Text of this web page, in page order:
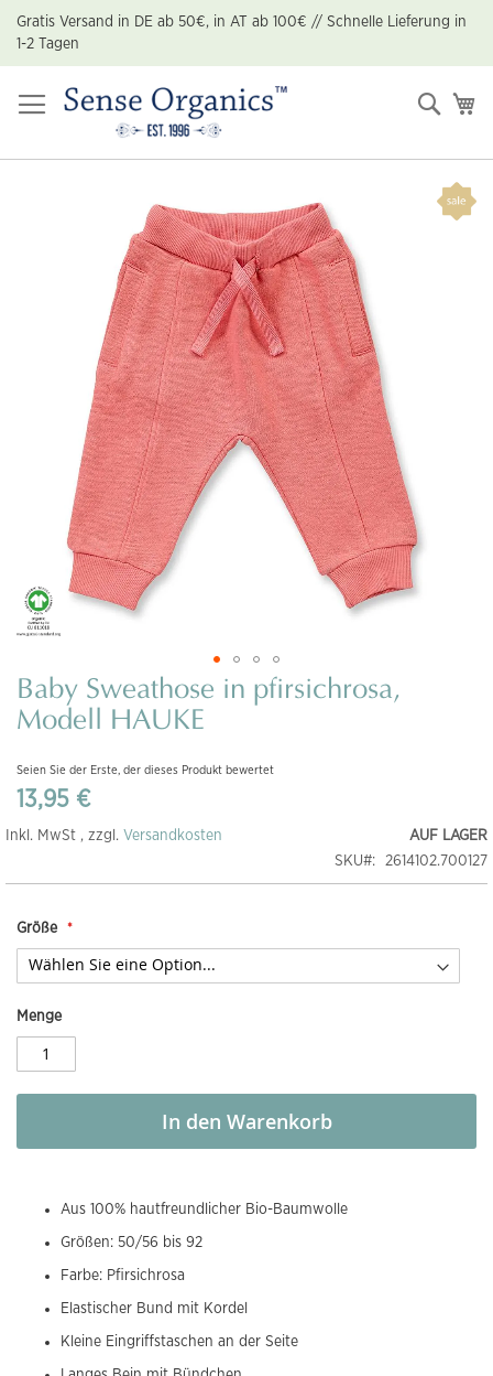
Zum
Inhalt
springen
Gratis Versand in DE ab 50€, in AT ab 100€ // Schnelle Lieferung in
1-2 Tagen
Suche
Zum
Anfang
der
springen
Baby Sweathose in pfirsichrosa,
Modell HAUKE
Seien Sie der Erste, der dieses Produkt bewertet
13,95 €
AUF LAGER
SKU
2614102.700127
Inkl. MwSt , zzgl. Versandkosten
Größe
Menge
In den Warenkorb
Aus 100% hautfreundlicher Bio-Baumwolle
Größen: 50/56 bis 92
Farbe: Pfirsichrosa
Elastischer Bund mit Kordel
Kleine Eingriffstaschen an der Seite